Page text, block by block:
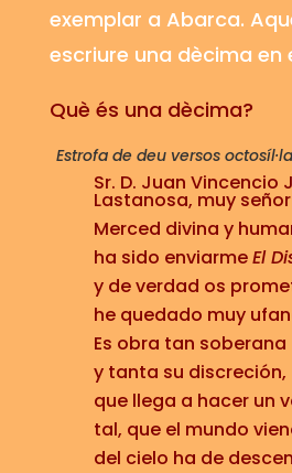
exemplar a Abarca.
escriure una dècima en
Què és una dècima?
Estrofa de deu versos
Sr. D. Juan Vincencio
Lastanosa, muy
Merced divina y
ha sido enviarmeEl
y de verdad os
he quedado muy
Es obra tan soberana
y tanta su discreción,
que llega a hacer un
tal, que el mundo
del cielo ha de